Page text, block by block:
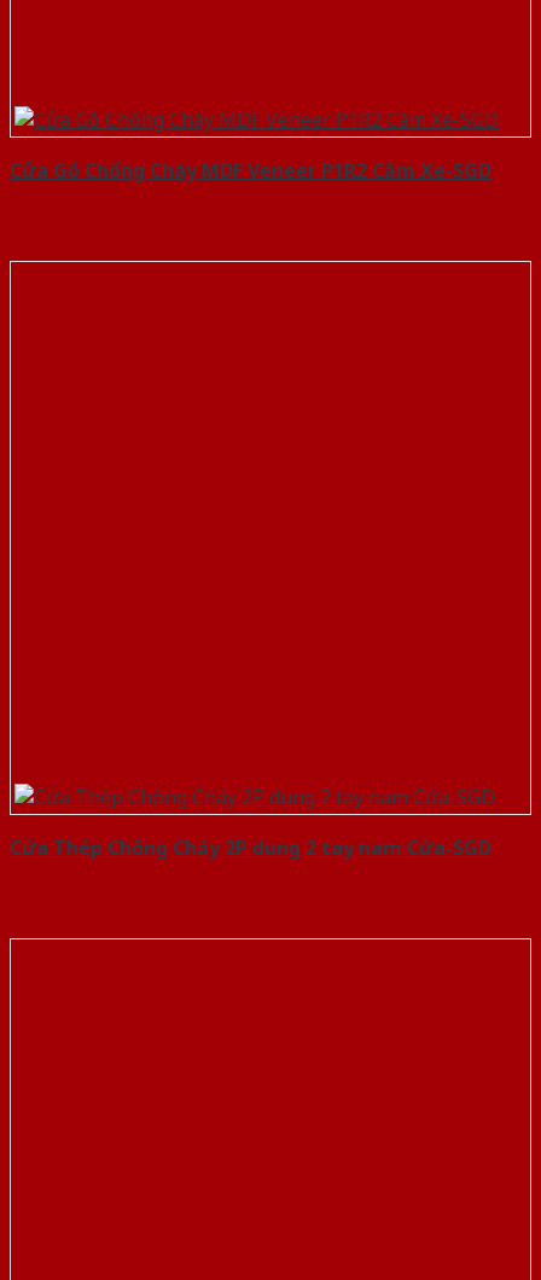
Cửa Gỗ Chống Cháy MDF Veneer P1R2 Căm Xe-SGD
Cửa Thép Chống Cháy 2P dung 2 tay nam Cửa-SGD